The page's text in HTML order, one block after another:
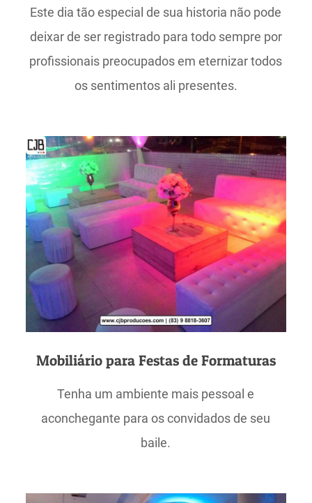
Este dia tão especial de sua historia não pode
deixar de ser registrado para todo sempre por
profissionais preocupados em eternizar todos
os sentimentos ali presentes.
Mobiliário para Festas de Formaturas
Tenha um ambiente mais pessoal e
aconchegante para os convidados de seu
baile.